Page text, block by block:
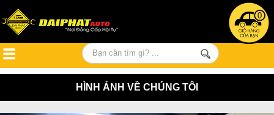
0
HÌNH ẢNH VỀ CHÚNG TÔI